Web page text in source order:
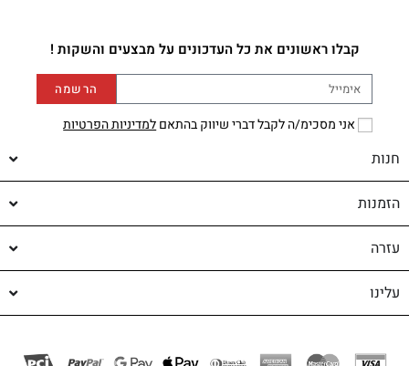
קבלו ראשונים את כל העדכונים על מבצעים והשקות !
אני מסכימ/ה לקבל דברי שיווק בהתאםלמדיניות הפרטיות
הרשמה
חנות
הזמנות
עזרה
עלינו